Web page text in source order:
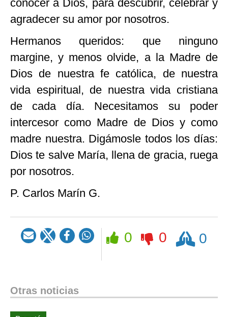
conocer a Dios, para descubrir, celebrar y
agradecer su amor por nosotros.
Hermanos queridos: que ninguno
margine, y menos olvide, a la Madre de
Dios de nuestra fe católica, de nuestra
vida espiritual, de nuestra vida cristiana
de cada día. Necesitamos su poder
intercesor como Madre de Dios y como
madre nuestra. Digámosle todos los días:
Dios te salve María, llena de gracia, ruega
por nosotros.
P. Carlos Marín G.
0 0
Rezar 0
Otras noticias